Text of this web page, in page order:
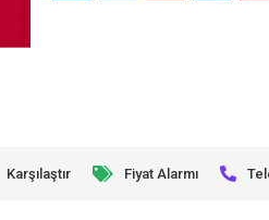
Karşılaştır Fiyat Alarmı